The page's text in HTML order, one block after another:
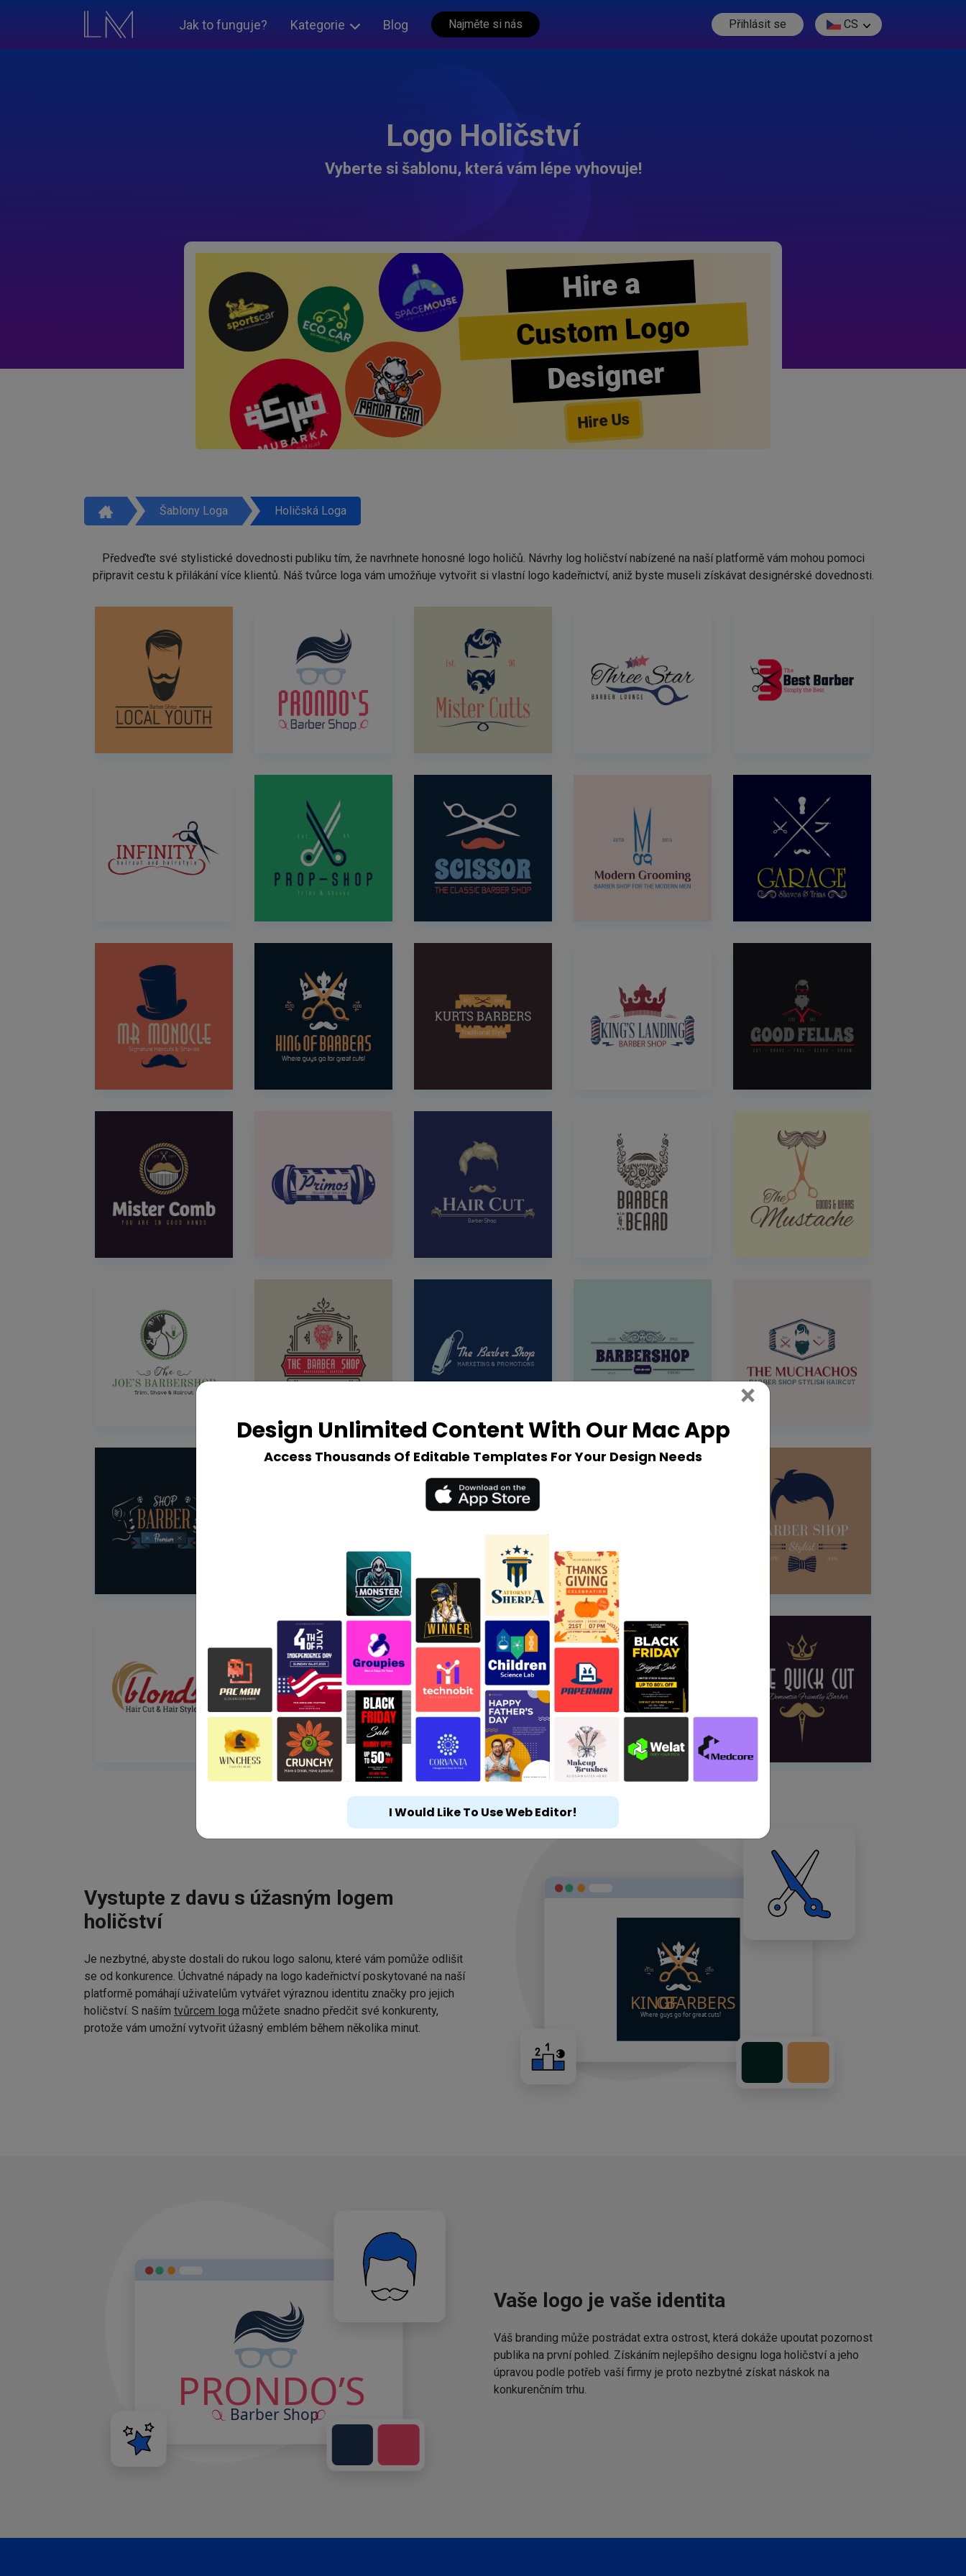
Jak to funguje? Kategorie Blog Najměte si nás Přihlásit se CS
Logo Holičství
Vyberte si šablonu, která vám lépe vyhovuje!
Hire a
Custom Logo
Designer
Hire Us
Šablony Loga Holičská Loga
Předveďte své stylistické dovednosti publiku tím, že navrhnete honosné logo holičů. Návrhy log holičství nabízené na naší platformě vám mohou pomoci
připravit cestu k přilákání více klientů. Náš tvůrce loga vám umožňuje vytvořit si vlastní logo kadeřnictví, aniž byste museli získávat designérské dovednosti.
Vystupte z davu s úžasným logem
holičství
Je nezbytné, abyste dostali do rukou logo salonu, které vám pomůže odlišit
se od konkurence. Úchvatné nápady na logo kadeřnictví poskytované na naší
platformě pomáhají uživatelům vytvářet výraznou identitu značky pro jejich
holičství. S naším tvůrcem loga můžete snadno předčit své konkurenty,
protože vám umožní vytvořit úžasný emblém během několika minut.
Vaše logo je vaše identita
Váš branding může postrádat extra ostrost, která dokáže upoutat pozornost
publika na první pohled. Získáním nejlepšího designu loga holičství a jeho
úpravou podle potřeb vaší firmy je proto nezbytné získat náskok na
konkurenčním trhu.
Design Unlimited Content With Our Mac App
Access Thousands Of Editable Templates For Your Design Needs
× Close
I Would Like To Use Web Editor!